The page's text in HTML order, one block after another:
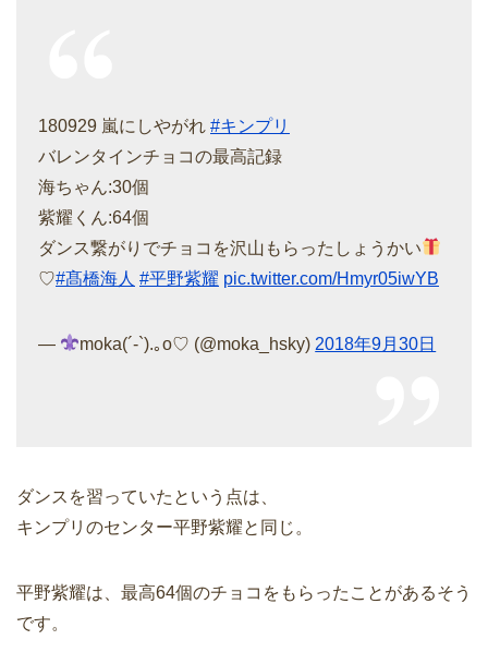
180929 嵐にしやがれ #キンプリ
バレンタインチョコの最高記録
海ちゃん:30個
紫耀くん:64個
ダンス繋がりでチョコを沢山もらったしょうかい
♡#髙橋海人 #平野紫耀 pic.twitter.com/Hmyr05iwYB
— moka(´-`).｡o♡ (@moka_hsky) 2018年9月30日
ダンスを習っていたという点は、
キンプリのセンター平野紫耀と同じ。
平野紫耀は、最高64個のチョコをもらったことがあるそう
です。